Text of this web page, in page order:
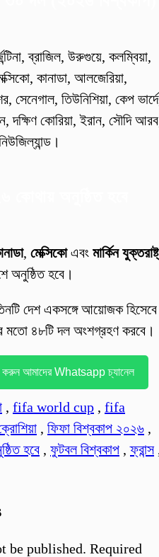
ব্রাজিল, উরুগুয়ে, কলম্বিয়া,
কানাডা, আলজেরিয়া,
তিউনিশিয়া, কেপ
দক্ষিণ কোরিয়া, ইরান, সৌদি
, মেক্সিকোএবং মার্কিন
অনুষ্ঠিত হবে।
দেশ একসঙ্গে আয়োজক হিসেবে
মতো ৪৮টি দল অংশগ্রহণ করবে।
করুন আমাদের Whatsapp চ্যানেল
, fifa world cup , fifa
, ফিফা বিশ্বকাপ ২০২৬ ,
হবে , ফুটবল বিশ্বকাপ ,ফ্রান্স
be published. Required